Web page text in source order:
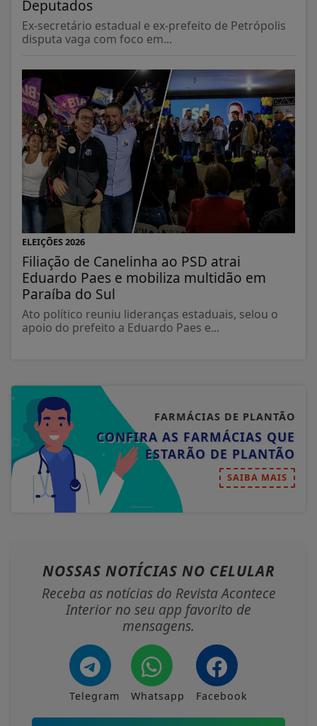
Deputados
Ex-secretário estadual e ex-prefeito de Petrópolis
disputa vaga com foco em...
ELEIÇÕES 2026
Filiação de Canelinha ao PSD atrai
Eduardo Paes e mobiliza multidão em
Paraíba do Sul
Ato político reuniu lideranças estaduais, selou o
apoio do prefeito a Eduardo Paes e...
FARMÁCIAS DE PLANTÃO
CONFIRA AS FARMÁCIAS QUE
ESTARÃO DE PLANTÃO
SAIBA MAIS
NOSSAS NOTÍCIAS NO CELULAR
Receba as notícias do Revista Acontece
Interior no seu app favorito de
mensagens.
Telegram Whatsapp Facebook